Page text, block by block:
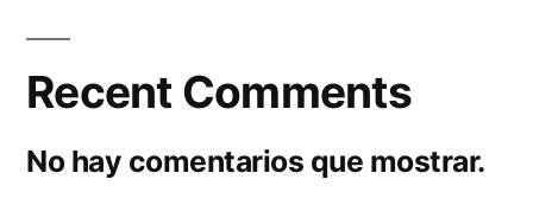
Recent Comments
No hay comentarios que mostrar.